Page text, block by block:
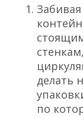
делать
по